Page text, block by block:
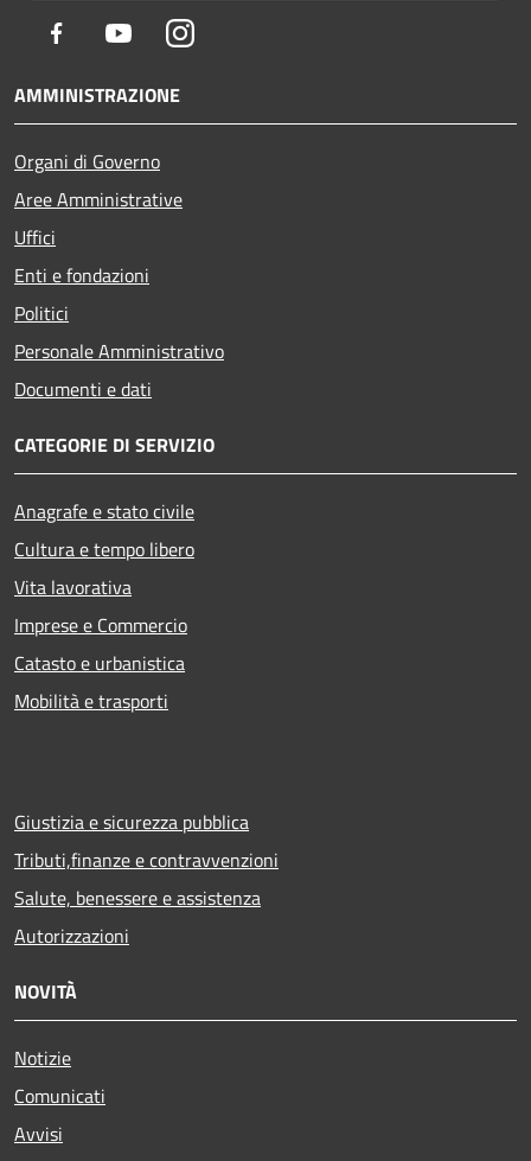
Facebook YoutubeInstagram
AMMINISTRAZIONE
Organi di Governo
Aree Amministrative
Uffici
Enti e fondazioni
Politici
Personale Amministrativo
Documenti e dati
CATEGORIE DI SERVIZIO
Anagrafe e stato civile
Cultura e tempo libero
Vita lavorativa
Imprese e Commercio
Catasto e urbanistica
Mobilità e trasporti
Giustizia e sicurezza pubblica
Tributi,finanze e contravvenzioni
Salute, benessere e assistenza
Autorizzazioni
NOVITÀ
Notizie
Comunicati
Avvisi